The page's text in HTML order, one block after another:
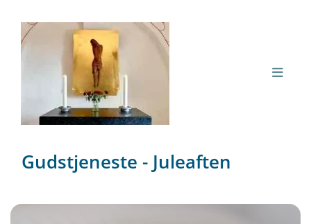
Gudstjeneste - Juleaften